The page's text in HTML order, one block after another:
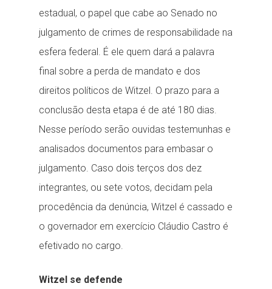
estadual, o papel que cabe ao Senado no
julgamento de crimes de responsabilidade na
esfera federal. É ele quem dará a palavra
final sobre a perda de mandato e dos
direitos políticos de Witzel. O prazo para a
conclusão desta etapa é de até 180 dias.
Nesse período serão ouvidas testemunhas e
analisados documentos para embasar o
julgamento. Caso dois terços dos dez
integrantes, ou sete votos, decidam pela
procedência da denúncia, Witzel é cassado e
o governador em exercício Cláudio Castro é
efetivado no cargo.
Witzel se defende